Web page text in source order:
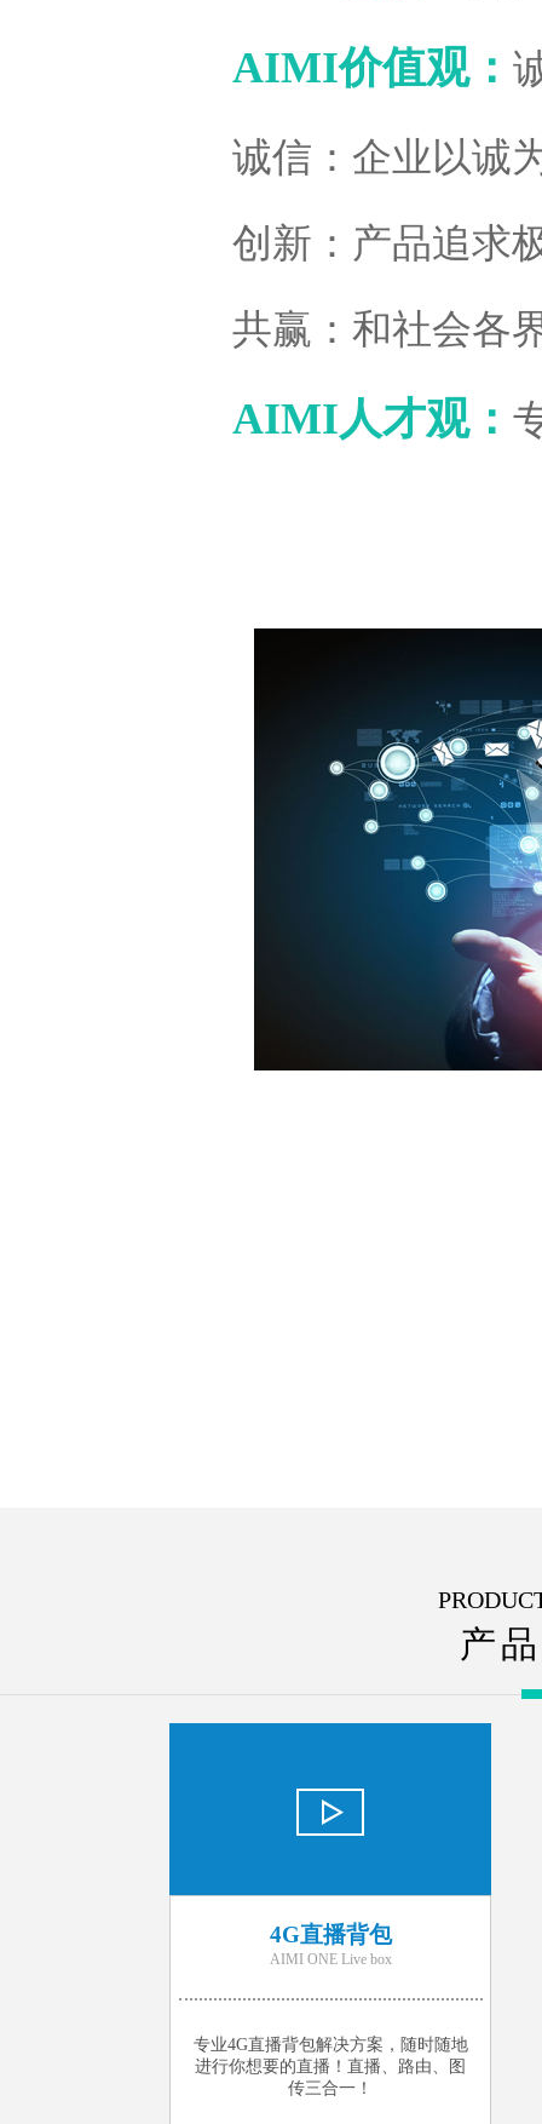
AIMI价值观：
诚信：企业以诚
创新：产品追求
共赢：和社会各
AIMI人才观：
产
4G直播背包
AIMI ONE Live box
专业4G直播背包解决方案，随时随地
进行你想要的直播！直播、路由、图
传三合一！